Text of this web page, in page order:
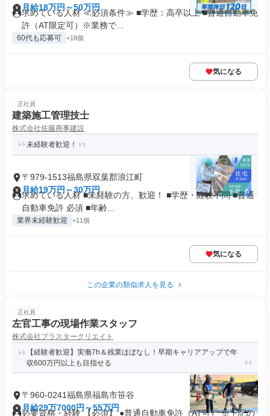
月給18万円～50万円
求めている人材 ≪必須条件≫ ■学歴：高卒以上 ■普通自動車免
許（AT限定可）※業務で...
60代も応募可 +18個
気になる
正社員
建築施工管理技士
株式会社佐藤商事建設
未経験者歓迎！
〒979-1513福島県双葉郡浪江町
月給19万円～30万円
求めている人材 ■未経験の方、歓迎！ ■学歴・経験不問 ■普通
自動車免許 必須 ■年齢...
業界未経験歓迎 +11個
気になる
この企業の類似求人を見る
正社員
左官工事の現場作業スタッフ
株式会社プラスタークリエイト
【経験者歓迎】実働7h＆残業ほぼなし！早期キャリアアップで年
収600万円以上も目指せる
〒960-0241福島県福島市笹谷
月給29万7000円～55万円
必要資格・経験 【必須】 ●普通自動車免許（AT可） ※下記の